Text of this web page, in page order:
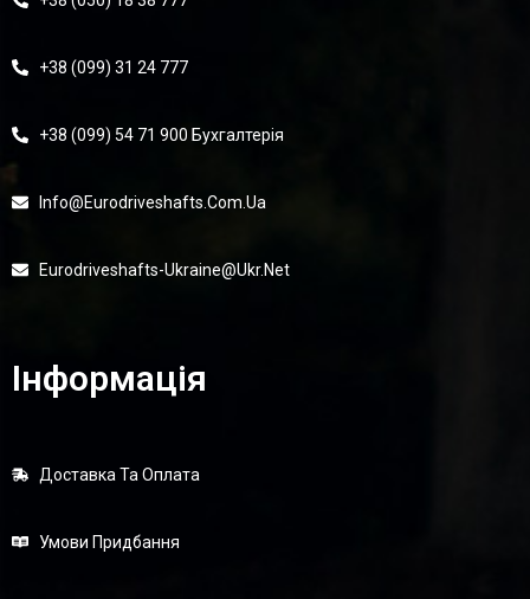
+38 (099) 31 24 777
+38 (099) 54 71 900 Бухгалтерія
Info@eurodriveshafts.com.ua
Eurodriveshafts-Ukraine@ukr.net
Інформація
Доставка Та Оплата
Умови Придбання